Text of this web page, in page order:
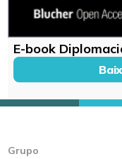
E-book
Grupo